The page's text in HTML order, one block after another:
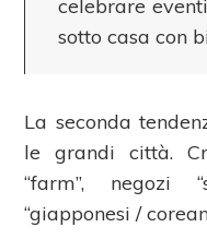
celebrare
sotto casa con
La seconda
le grandi città.
“farm”, negozi
“giapponesi /